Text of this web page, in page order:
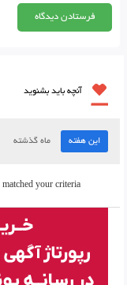
آنچه باید بشنوید
این هفته ماه گذشته
your criteria.